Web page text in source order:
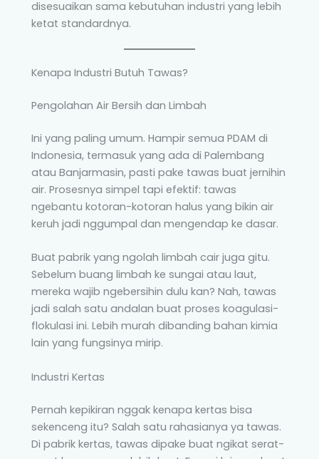
disesuaikan sama kebutuhan industri yang lebih
ketat standardnya.
Kenapa Industri Butuh Tawas?
Pengolahan Air Bersih dan Limbah
Ini yang paling umum. Hampir semua PDAM di
Indonesia, termasuk yang ada di Palembang
atau Banjarmasin, pasti pake tawas buat jernihin
air. Prosesnya simpel tapi efektif: tawas
ngebantu kotoran-kotoran halus yang bikin air
keruh jadi nggumpal dan mengendap ke dasar.
Buat pabrik yang ngolah limbah cair juga gitu.
Sebelum buang limbah ke sungai atau laut,
mereka wajib ngebersihin dulu kan? Nah, tawas
jadi salah satu andalan buat proses koagulasi-
flokulasi ini. Lebih murah dibanding bahan kimia
lain yang fungsinya mirip.
Industri Kertas
Pernah kepikiran nggak kenapa kertas bisa
sekenceng itu? Salah satu rahasianya ya tawas.
Di pabrik kertas, tawas dipake buat ngikat serat-